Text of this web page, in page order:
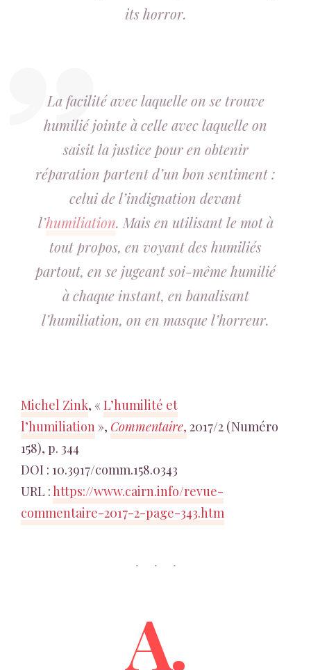
its horror.
La facilité avec laquelle on se trouve
humilié jointe à celle avec laquelle on
saisit la justice pour en obtenir
réparation partent d’un bon sentiment :
celui de l’indignation devant
l’humiliation. Mais en utilisant le mot à
tout propos, en voyant des humiliés
partout, en se jugeant soi-même humilié
à chaque instant, en banalisant
l’humiliation, on en masque l’horreur.
Michel Zink, « L’humilité et
l’humiliation », Commentaire, 2017/2 (Numéro
158), p. 344
DOI : 10.3917/comm.158.0343
URL :https://www.cairn.info/revue-
commentaire-2017-2-page-343.htm
A.